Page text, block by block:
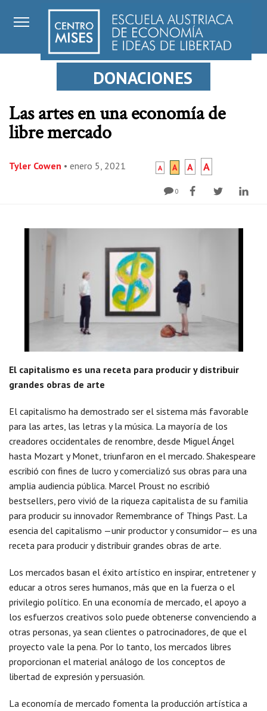
DONACIONES
Las artes en una economía de
libre mercado
Tyler Cowen • enero 5, 2021 A A A A
0
El capitalismo es una receta para producir y distribuir
grandes obras de arte
El capitalismo ha demostrado ser el sistema más favorable
para las artes, las letras y la música. La mayoría de los
creadores occidentales de renombre, desde Miguel Ángel
hasta Mozart y Monet, triunfaron en el mercado. Shakespeare
escribió con fines de lucro y comercializó sus obras para una
amplia audiencia pública. Marcel Proust no escribió
bestsellers, pero vivió de la riqueza capitalista de su familia
para producir su innovador Remembrance of Things Past. La
esencia del capitalismo —unir productor y consumidor— es una
receta para producir y distribuir grandes obras de arte.
Los mercados basan el éxito artístico en inspirar, entretener y
educar a otros seres humanos, más que en la fuerza o el
privilegio político. En una economía de mercado, el apoyo a
los esfuerzos creativos solo puede obtenerse convenciendo a
otras personas, ya sean clientes o patrocinadores, de que el
proyecto vale la pena. Por lo tanto, los mercados libres
proporcionan el material análogo de los conceptos de
libertad de expresión y persuasión.
La economía de mercado fomenta la producción artística a